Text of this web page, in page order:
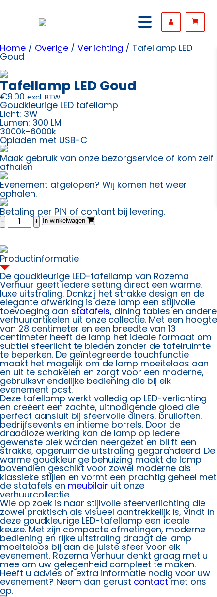
Home / Overige / Verlichting / Tafellamp LED
Goud
Tafellamp LED Goud
€9.00 excl. BTW
Goudkleurige LED tafellamp
Licht: 3W
Lumen: 300 LM
3000k-6000k
Opladen met USB-C
Maak gebruik van onze bezorgservice of kom zelf
afhalen
Evenement afgelopen? Wij komen het weer
ophalen.
Betaling per PIN of contant bij levering.
Tafellamp
LED
aantal
In winkelwagen
Productinformatie
De goudkleurige LED-tafellamp van Rozema
Verhuur geeft iedere setting direct een warme,
luxe uitstraling. Dankzij het strakke design en de
elegante afwerking is deze lamp een stijlvolle
toevoeging aan statafels, dining tables en andere
verhuurartikelen uit onze collectie. Met een hoogte
van 28 centimeter en een breedte van 13
centimeter heeft de lamp het ideale formaat om
subtiel sfeerlicht te bieden zonder de tafelruimte
te beperken. De geïntegreerde touchfunctie
maakt het mogelijk om de lamp moeiteloos aan
en uit te schakelen en zorgt voor een moderne,
gebruiksvriendelijke bediening die bij elk
evenement past.
Deze tafellamp werkt volledig op LED-verlichting
en creëert een zachte, uitnodigende gloed die
perfect aansluit bij sfeervolle diners, bruiloften,
bedrijfsevents en intieme borrels. Door de
draadloze werking kan de lamp op iedere
gewenste plek worden neergezet en blijft een
strakke, opgeruimde uitstraling gegarandeerd. De
warme goudkleurige behuizing maakt de lamp
bovendien geschikt voor zowel moderne als
klassieke stijlen en vormt een prachtig geheel met
de statafels en meubilair uit onze
verhuurcollectie.
Wie op zoek is naar stijlvolle sfeerverlichting die
zowel praktisch als visueel aantrekkelijk is, vindt in
deze goudkleurige LED-tafellamp een ideale
keuze. Met zijn compacte afmetingen, moderne
bediening en rijke uitstraling draagt de lamp
moeiteloos bij aan de juiste sfeer voor elk
evenement. Rozema Verhuur denkt graag met u
mee om uw gelegenheid compleet te maken.
Heeft u advies of extra informatie nodig voor uw
evenement? Neem dan gerust contactmet ons
op.